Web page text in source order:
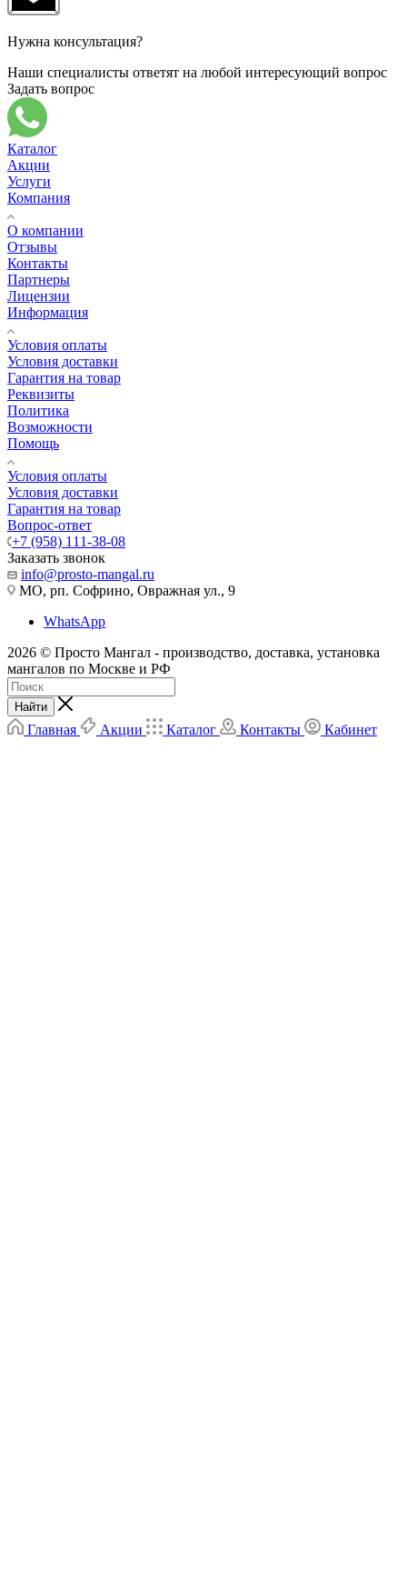
Нужна консультация?
Наши специалисты ответят на любой интересующий вопрос
Задать вопрос
Каталог
Акции
Услуги
Компания
О компании
Отзывы
Контакты
Партнеры
Лицензии
Информация
Условия оплаты
Условия доставки
Гарантия на товар
Реквизиты
Политика
Возможности
Помощь
Условия оплаты
Условия доставки
Гарантия на товар
Вопрос-ответ
+7 (958) 111-38-08
Заказать звонок
info@prosto-mangal.ru
МО, рп. Софрино, Овражная ул., 9
WhatsApp
2026 © Просто Мангал - производство, доставка, установка
мангалов по Москве и РФ
Найти
Главная Акции Каталог Контакты Кабинет